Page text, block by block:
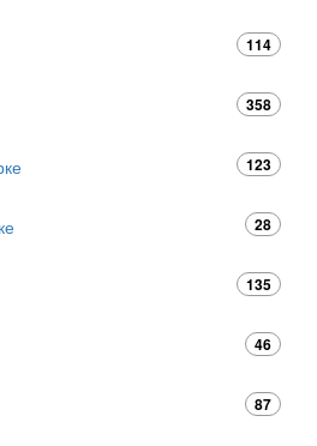
114
358
123
28
135
46
87